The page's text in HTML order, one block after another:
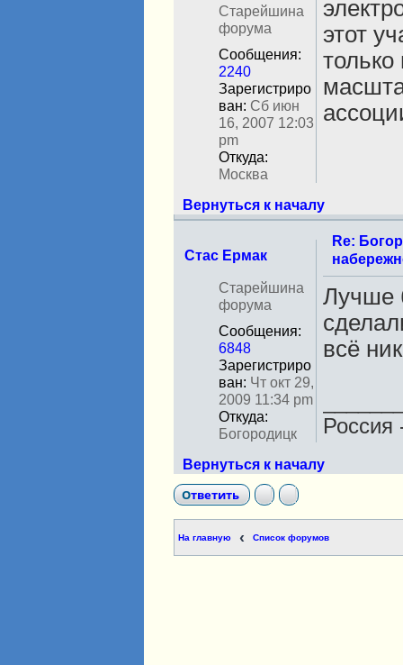
Старейшина
форума
Сообщения:
2240
Зарегистриро
ван: Сб июн
16, 2007 12:03
pm
Откуда:
Москва
этот
Вернуться к началу
Стас Ермак
Старейшина
форума
Сообщения:
6848
Зарегистриро
ван: Чт окт 29,
2009 11:34 pm
Откуда:
Богородицк
Re:
Лучше
всё
Россия
Вернуться к началу
Ответить
На главную Список форумов